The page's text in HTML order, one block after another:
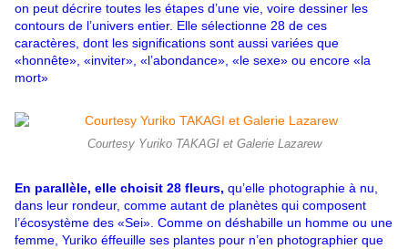
on peut décrire toutes les étapes d’une vie, voire dessiner les
contours de l’univers entier. Elle sélectionne 28 de ces
caractères, dont les significations sont aussi variées que
«honnête», «inviter», «l’abondance», «le sexe» ou encore «la
mort»
Courtesy Yuriko TAKAGI et Galerie Lazarew
En parallèle, elle choisit 28 fleurs, qu’elle photographie à nu,
dans leur rondeur, comme autant de planètes qui composent
l’écosystème des «Sei». Comme on déshabille un homme ou une
femme, Yuriko éffeuille ses plantes pour n’en photographier que